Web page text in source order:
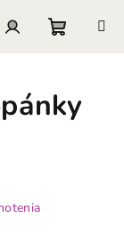
košík